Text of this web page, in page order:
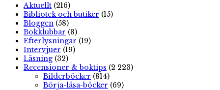
Aktuellt (216)
Bibliotek och butiker (15)
Bloggen (58)
Bokklubbar (8)
Efterlysningar (19)
Intervjuer (19)
Läsning (32)
Recensioner & boktips (2 223)
Bilderböcker (814)
Börja-läsa-böcker (69)